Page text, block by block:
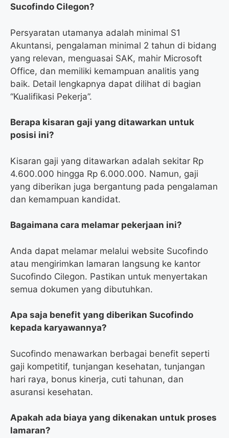
Sucofindo Cilegon?
Persyaratan utamanya adalah minimal S1
Akuntansi, pengalaman minimal 2 tahun di bidang
yang relevan, menguasai SAK, mahir Microsoft
Office, dan memiliki kemampuan analitis yang
baik. Detail lengkapnya dapat dilihat di bagian
“Kualifikasi Pekerja”.
Berapa kisaran gaji yang ditawarkan untuk
posisi ini?
Kisaran gaji yang ditawarkan adalah sekitar Rp
4.600.000 hingga Rp 6.000.000. Namun, gaji
yang diberikan juga bergantung pada pengalaman
dan kemampuan kandidat.
Bagaimana cara melamar pekerjaan ini?
Anda dapat melamar melalui website Sucofindo
atau mengirimkan lamaran langsung ke kantor
Sucofindo Cilegon. Pastikan untuk menyertakan
semua dokumen yang dibutuhkan.
Apa saja benefit yang diberikan Sucofindo
kepada karyawannya?
Sucofindo menawarkan berbagai benefit seperti
gaji kompetitif, tunjangan kesehatan, tunjangan
hari raya, bonus kinerja, cuti tahunan, dan
asuransi kesehatan.
Apakah ada biaya yang dikenakan untuk proses
lamaran?